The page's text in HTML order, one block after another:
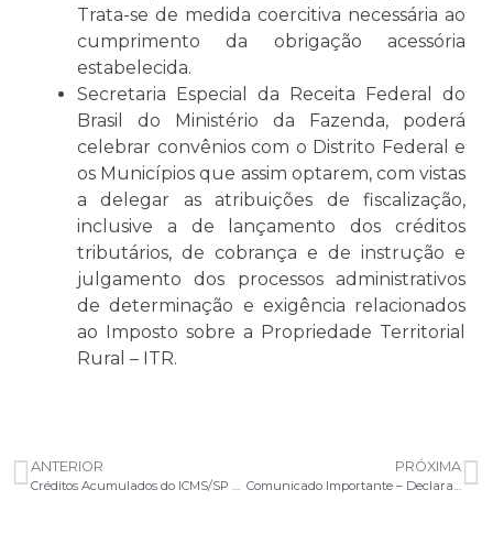
Trata-se de medida coercitiva necessária ao
cumprimento da obrigação acessória
estabelecida.
Secretaria Especial da Receita Federal do
Brasil do Ministério da Fazenda, poderá
celebrar convênios com o Distrito Federal e
os Municípios que assim optarem, com vistas
a delegar as atribuições de fiscalização,
inclusive a de lançamento dos créditos
tributários, de cobrança e de instrução e
julgamento dos processos administrativos
de determinação e exigência relacionados
ao Imposto sobre a Propriedade Territorial
Rural – ITR.
ANTERIOR
Créditos Acumulados do ICMS/SP – Programa ProAtivo | 11ª rodada
PRÓXIMA
Comunicado Importante – Declaração de Incentivos Fiscais, de 18 de junho de 2024